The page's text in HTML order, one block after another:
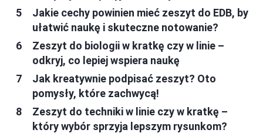
Jakie cechy powinien mieć zeszyt do EDB, by
ułatwić naukę i skuteczne notowanie?
Zeszyt do biologii w kratkę czy w linie –
odkryj, co lepiej wspiera naukę
Jak kreatywnie podpisać zeszyt? Oto
pomysły, które zachwycą!
Zeszyt do techniki w linie czy w kratkę –
który wybór sprzyja lepszym rysunkom?